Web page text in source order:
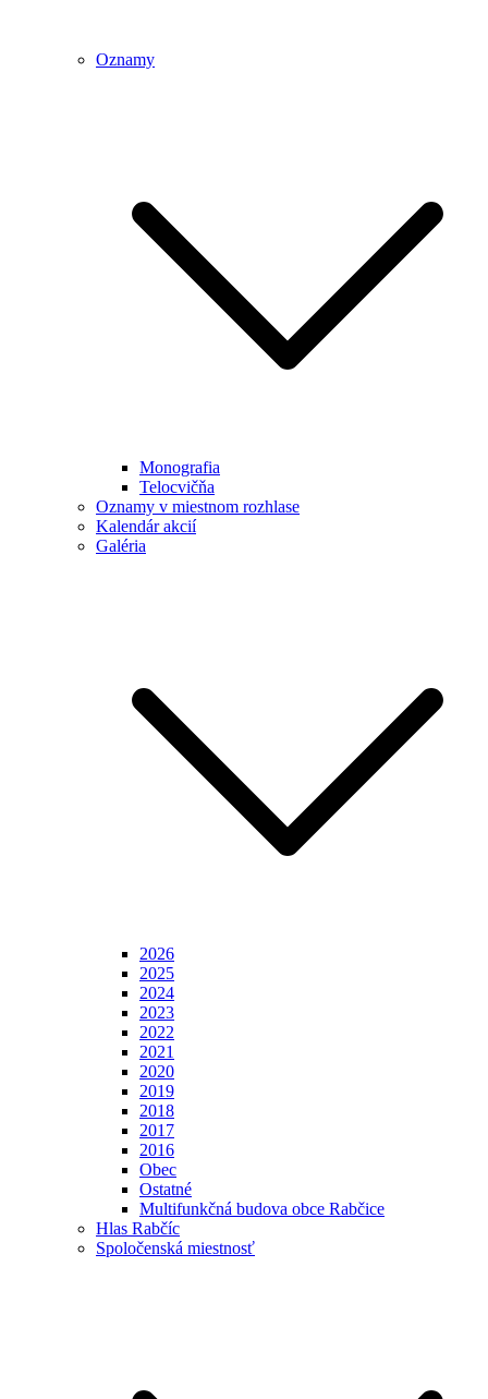
Oznamy
Monografia
Telocvičňa
Oznamy v miestnom rozhlase
Kalendár akcií
Galéria
2026
2025
2024
2023
2022
2021
2020
2019
2018
2017
2016
Obec
Ostatné
Multifunkčná budova obce Rabčice
Hlas Rabčíc
Spoločenská miestnosť